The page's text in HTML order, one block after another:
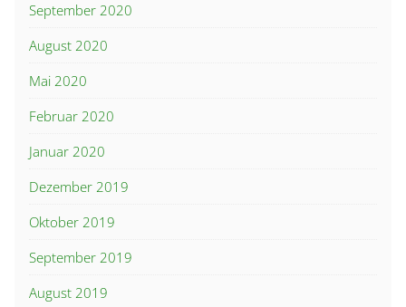
September 2020
August 2020
Mai 2020
Februar 2020
Januar 2020
Dezember 2019
Oktober 2019
September 2019
August 2019